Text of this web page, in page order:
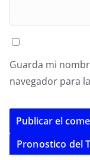
Guarda mi
navegador para
Pronostico del